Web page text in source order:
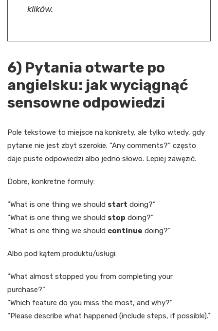
klików.
6) Pytania otwarte po
angielsku: jak wyciągnąć
sensowne odpowiedzi
Pole tekstowe to miejsce na konkrety, ale tylko wtedy, gdy
pytanie nie jest zbyt szerokie. “Any comments?” często
daje puste odpowiedzi albo jedno słowo. Lepiej zawęzić.
Dobre, konkretne formuły:
“What is one thing we should start doing?”
“What is one thing we should stop doing?”
“What is one thing we should continue doing?”
Albo pod kątem produktu/usługi:
“What almost stopped you from completing your
purchase?”
“Which feature do you miss the most, and why?”
“Please describe what happened (include steps, if possible).”